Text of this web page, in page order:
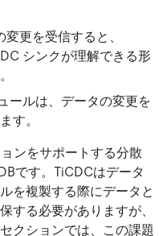
更を受信すると、
シンクが理解できる形
ールは、データの変更を
す。
ンをサポートする分散
です。TiCDCはデータ
を複製する際にデータと
する必要がありますが、
クションでは、この課題